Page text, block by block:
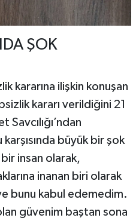
ŞOK
kararına ilişkin konuşan
kararı verildiğini 21
büyük bir şok
insan olarak,
inanan biri olarak
bunu kabul edemedim.
güvenim baştan sona